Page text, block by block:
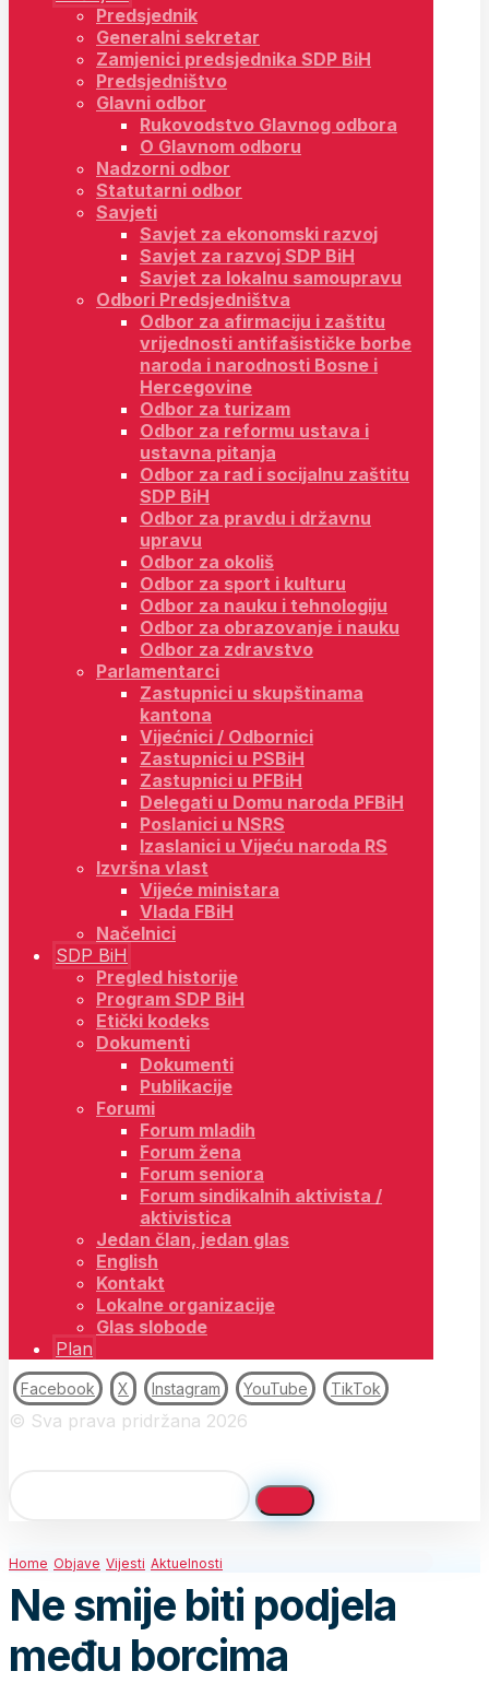
Predsjednik
Generalni sekretar
Zamjenici predsjednika SDP BiH
Predsjedništvo
Glavni odbor
Rukovodstvo Glavnog odbora
O Glavnom odboru
Nadzorni odbor
Statutarni odbor
Savjeti
Savjet za ekonomski razvoj
Savjet za razvoj SDP BiH
Savjet za lokalnu samoupravu
Odbori Predsjedništva
Odbor za afirmaciju i zaštitu
vrijednosti antifašističke borbe
naroda i narodnosti Bosne i
Hercegovine
Odbor za turizam
Odbor za reformu ustava i
ustavna pitanja
Odbor za rad i socijalnu zaštitu
SDP BiH
Odbor za pravdu i državnu
upravu
Odbor za okoliš
Odbor za sport i kulturu
Odbor za nauku i tehnologiju
Odbor za obrazovanje i nauku
Odbor za zdravstvo
Parlamentarci
Zastupnici u skupštinama
kantona
Vijećnici / Odbornici
Zastupnici u PSBiH
Zastupnici u PFBiH
Delegati u Domu naroda PFBiH
Poslanici u NSRS
Izaslanici u Vijeću naroda RS
Izvršna vlast
Vijeće ministara
Vlada FBiH
Načelnici
SDP BiH
Pregled historije
Program SDP BiH
Etički kodeks
Dokumenti
Dokumenti
Publikacije
Forumi
Forum mladih
Forum žena
Forum seniora
Forum sindikalnih aktivista /
aktivistica
Jedan član, jedan glas
English
Kontakt
Lokalne organizacije
Glas slobode
Plan
Facebook X Instagram YouTube TikTok
© Sva prava pridržana 2026
Home Objave Vijesti Aktuelnosti
Ne smije biti podjela
među borcima